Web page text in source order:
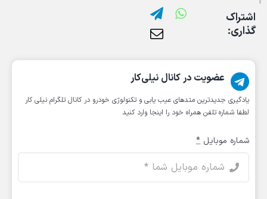
اشتراک
گذاری:
عضویت در کانال نیلی‌کار
یادگیری جدیدترین متد‌های عیب یابی‌ و تکنولوژی خودرو در کانال تلگرام نیلی کار
لطفا شماره تلفن همراه خود را اینجا وارد کنید
شماره موبایل *